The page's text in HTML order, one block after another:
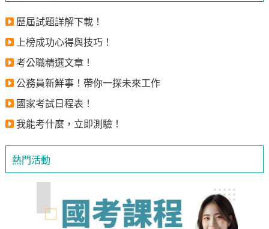
歷屆試題詳解下載！
上榜成功心得與技巧！
考公職精選文章！
公務員新鮮事！帶你一探未來工作
國家考試日程表！
我能考什麼，立即測驗！
熱門活動